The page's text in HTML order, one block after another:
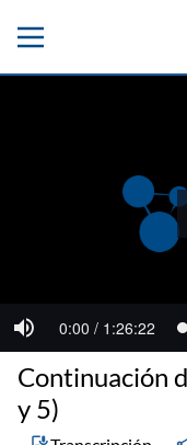
Continuación
y 5)